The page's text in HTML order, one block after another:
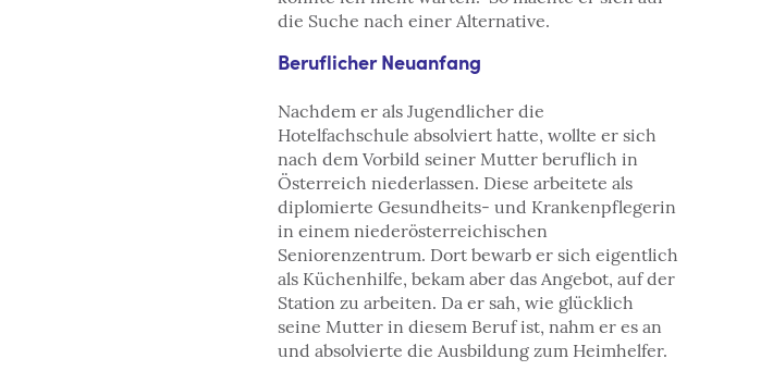
die Suche nach einer Alternative.
Beruflicher Neuanfang
Nachdem er als Jugendlicher die
Hotelfachschule absolviert hatte, wollte er sich
nach dem Vorbild seiner Mutter beruflich in
Österreich niederlassen. Diese arbeitete als
diplomierte Gesundheits- und Krankenpflegerin
in einem niederösterreichischen
Seniorenzentrum. Dort bewarb er sich eigentlich
als Küchenhilfe, bekam aber das Angebot, auf der
Station zu arbeiten. Da er sah, wie glücklich
seine Mutter in diesem Beruf ist, nahm er es an
und absolvierte die Ausbildung zum Heimhelfer.